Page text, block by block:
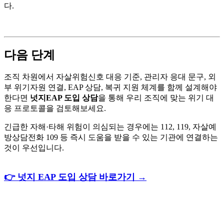
다.
다음 단계
조직 차원에서 자살위험신호 대응 기준, 관리자 응대 문구, 외
부 위기자원 연결, EAP 상담, 복귀 지원 체계를 함께 설계해야
한다면 넛지EAP 도입 상담을 통해 우리 조직에 맞는 위기 대
응 프로토콜을 검토해보세요.
긴급한 자해·타해 위험이 의심되는 경우에는 112, 119, 자살예
방상담전화 109 등 즉시 도움을 받을 수 있는 기관에 연결하는
것이 우선입니다.
👉 넛지 EAP 도입 상담 바로가기 →